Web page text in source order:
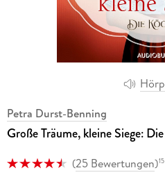
Petra Durst-Benning
Große Träume, kleine Siege:
(25 Bewertungen)15